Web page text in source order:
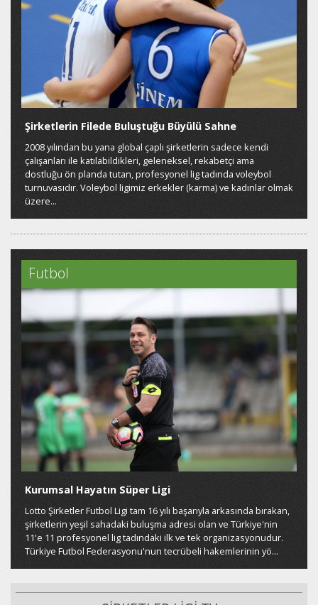
Şirketlerin Filede Buluştuğu Büyülü Sahne
2008 yılından bu yana global çaplı şirketlerin sadece kendi
çalışanları ile katılabildikleri, geleneksel, rekabetçi ama
dostluğu ön planda tutan, profesyonel lig tadında voleybol
turnuvasıdır. Voleybol ligimiz erkekler (karma) ve kadınlar olmak
üzere...
Futbol
Kurumsal Hayatın Süper Ligi
Lotto Şirketler Futbol Ligi tam 16 yılı başarıyla arkasında bırakan,
şirketlerin yeşil sahadaki buluşma adresi olan ve Türkiye'nin
11'e 11 profesyonel lig tadındaki ilk ve tek organizasyonudur.
Türkiye Futbol Federasyonu'nun tecrübeli hakemlerinin yö...